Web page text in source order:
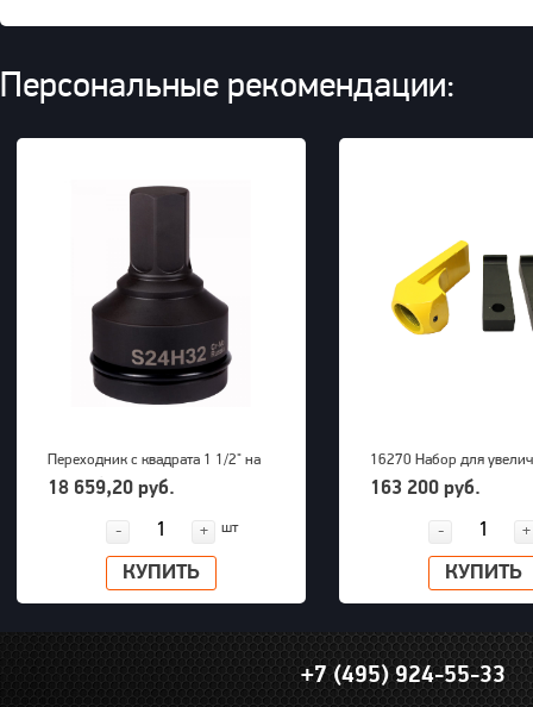
Персональные рекомендации:
Переходник с квадрата 1 1/2" на
внешний шестигранник 32 мм
18 659,20 руб.
- + шт
КУПИТЬ
16270 Набор для
радиуса снятия
163 200 руб.
- +
КУПИТЬ
+7 (495) 924-55-33